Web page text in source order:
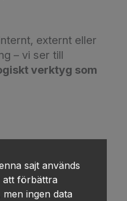
externt eller
– vi ser till
verktyg som
sajt används
att förbättra
ingen data